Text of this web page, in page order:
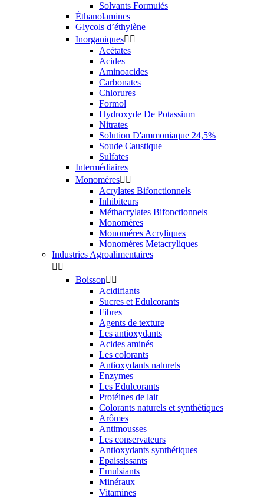
Solvants Formuiés
Éthanolamines
Glycols d’éthylène
Inorganiques 
Acétates
Acides
Aminoacides
Carbonates
Chlorures
Formol
Hydroxyde De Potassium
Nitrates
Solution D'ammoniaque 24,5%
Soude Caustique
Sulfates
Intermédiaires
Monomères 
Acrylates Bifonctionnels
Inhibiteurs
Méthacrylates Bifonctionnels
Monoméres
Monoméres Acryliques
Monoméres Metacryliques
Industries Agroalimentaires
 
Boisson 
Acidifiants
Sucres et Edulcorants
Fibres
Agents de texture
Les antioxydants
Acides aminés
Les colorants
Antioxydants naturels
Enzymes
Les Edulcorants
Protéines de lait
Colorants naturels et synthétiques
Arômes
Antimousses
Les conservateurs
Antioxydants synthétiques
Epaississants
Emulsiants
Minéraux
Vitamines